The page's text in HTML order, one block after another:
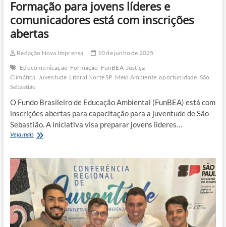
Formação para jovens líderes e
comunicadores está com inscrições
abertas
Redação Nova Imprensa
10 de junho de 2025
Educomunicação Formação FunBEA Justiça
Climática Juventude Litoral Norte SP Meio Ambiente oportunidade São
Sebastião
O Fundo Brasileiro de Educação Ambiental (FunBEA) está com
inscrições abertas para capacitação para a juventude de São
Sebastião. A iniciativa visa preparar jovens líderes…
Veja maisFormação
líderes
comunicadores
está
com
inscrições
abertas